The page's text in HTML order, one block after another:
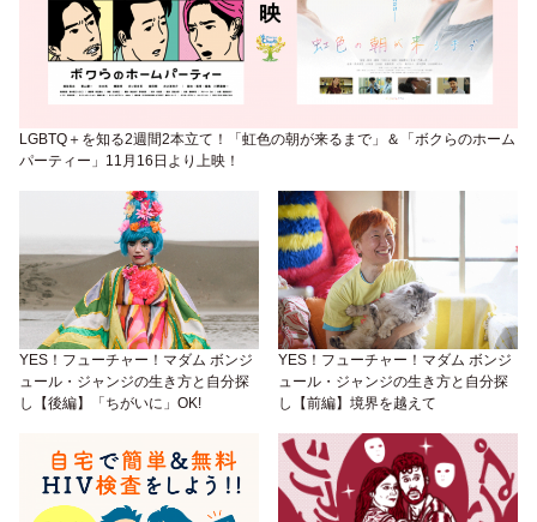
LGBTQ＋を知る2週間2本立て！「虹色の朝が来るまで」＆「ボクらのホーム
パーティー」11月16日より上映！
YES！フューチャー！マダム ボンジ
ュール・ジャンジの生き方と自分探
し【後編】「ちがいに」OK!
YES！フューチャー！マダム ボンジ
ュール・ジャンジの生き方と自分探
し【前編】境界を越えて